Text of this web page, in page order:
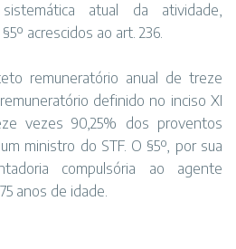
atual da atividade,
acrescidos ao art. 236.
remuneratório anual de treze
definido no inciso XI
vezes 90,25% dos proventos
ministro do STF. O §5º, por sua
compulsória ao agente
anos de idade.